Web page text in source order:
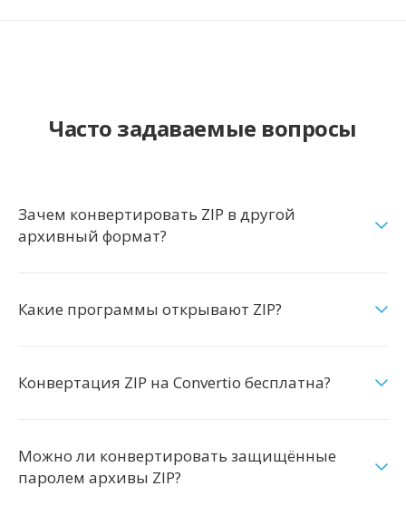
Часто задаваемые вопросы
Зачем конвертировать ZIP в другой
архивный формат?
Какие программы открывают ZIP?
Конвертация ZIP на Convertio бесплатна?
Можно ли конвертировать защищённые
паролем архивы ZIP?